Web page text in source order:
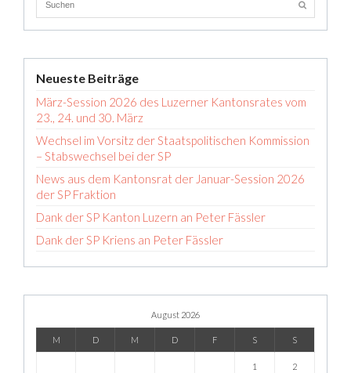
Neueste Beiträge
März-Session 2026 des Luzerner Kantonsrates vom
23., 24. und 30. März
Wechsel im Vorsitz der Staatspolitischen Kommission
– Stabswechsel bei der SP
News aus dem Kantonsrat der Januar-Session 2026
der SP Fraktion
Dank der SP Kanton Luzern an Peter Fässler
Dank der SP Kriens an Peter Fässler
August 2026
M D M D F S S
1 2